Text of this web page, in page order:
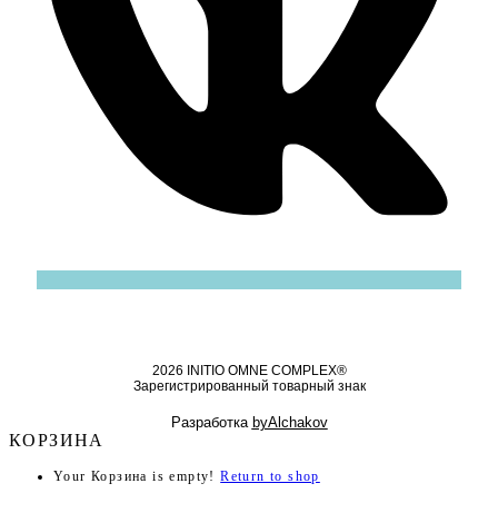
2026 INITIO OMNE COMPLEX®
Зарегистрированный товарный знак
Разработка byAlchakov
КОРЗИНА
Your Корзина is empty!Return to shop